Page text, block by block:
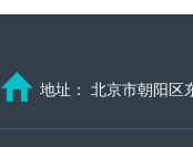
地址： 北京市朝阳区